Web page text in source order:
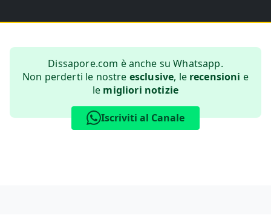
Dissapore.com è anche su Whatsapp.
Non perderti le nostre esclusive, le recensioni e
le migliori notizie
Iscriviti al Canale